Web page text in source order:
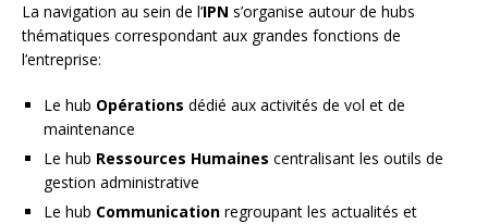
La navigation au sein de l’IPN s’organise autour de hubs
thématiques correspondant aux grandes fonctions de
l’entreprise:
Le hub Opérations dédié aux activités de vol et de
maintenance
Le hub Ressources Humaines centralisant les outils de
gestion administrative
Le hub Communication regroupant les actualités et